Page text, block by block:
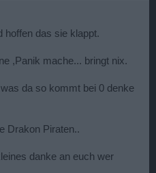
hoffen das sie klappt.
,Panik mache... bringt nix.
da so kommt bei 0 denke
Drakon Piraten..
danke an euch wer